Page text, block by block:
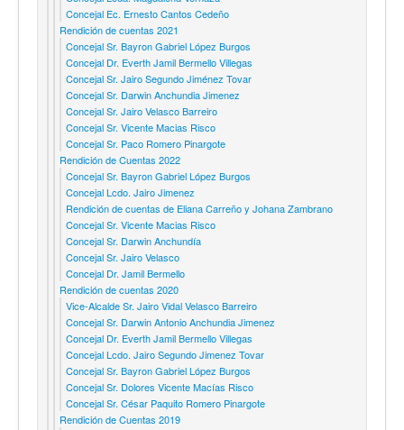
Concejal Ec. Ernesto Cantos Cedeño
Rendición de cuentas 2021
Concejal Sr. Bayron Gabriel López Burgos
Concejal Dr. Everth Jamil Bermello Villegas
Concejal Sr. Jairo Segundo Jiménez Tovar
Concejal Sr. Darwin Anchundia Jimenez
Concejal Sr. Jairo Velasco Barreiro
Concejal Sr. Vicente Macias Risco
Concejal Sr. Paco Romero Pinargote
Rendición de Cuentas 2022
Concejal Sr. Bayron Gabriel López Burgos
Concejal Lcdo. Jairo Jimenez
Rendición de cuentas de Eliana Carreño y Johana Zambrano
Concejal Sr. Vicente Macias Risco
Concejal Sr. Darwin Anchundía
Concejal Sr. Jairo Velasco
Concejal Dr. Jamil Bermello
Rendición de cuentas 2020
Vice-Alcalde Sr. Jairo Vidal Velasco Barreiro
Concejal Sr. Darwin Antonio Anchundia Jimenez
Concejal Dr. Everth Jamil Bermello Villegas
Concejal Lcdo. Jairo Segundo Jimenez Tovar
Concejal Sr. Bayron Gabriel López Burgos
Concejal Sr. Dolores Vicente Macías Risco
Concejal Sr. César Paquito Romero Pinargote
Rendición de Cuentas 2019